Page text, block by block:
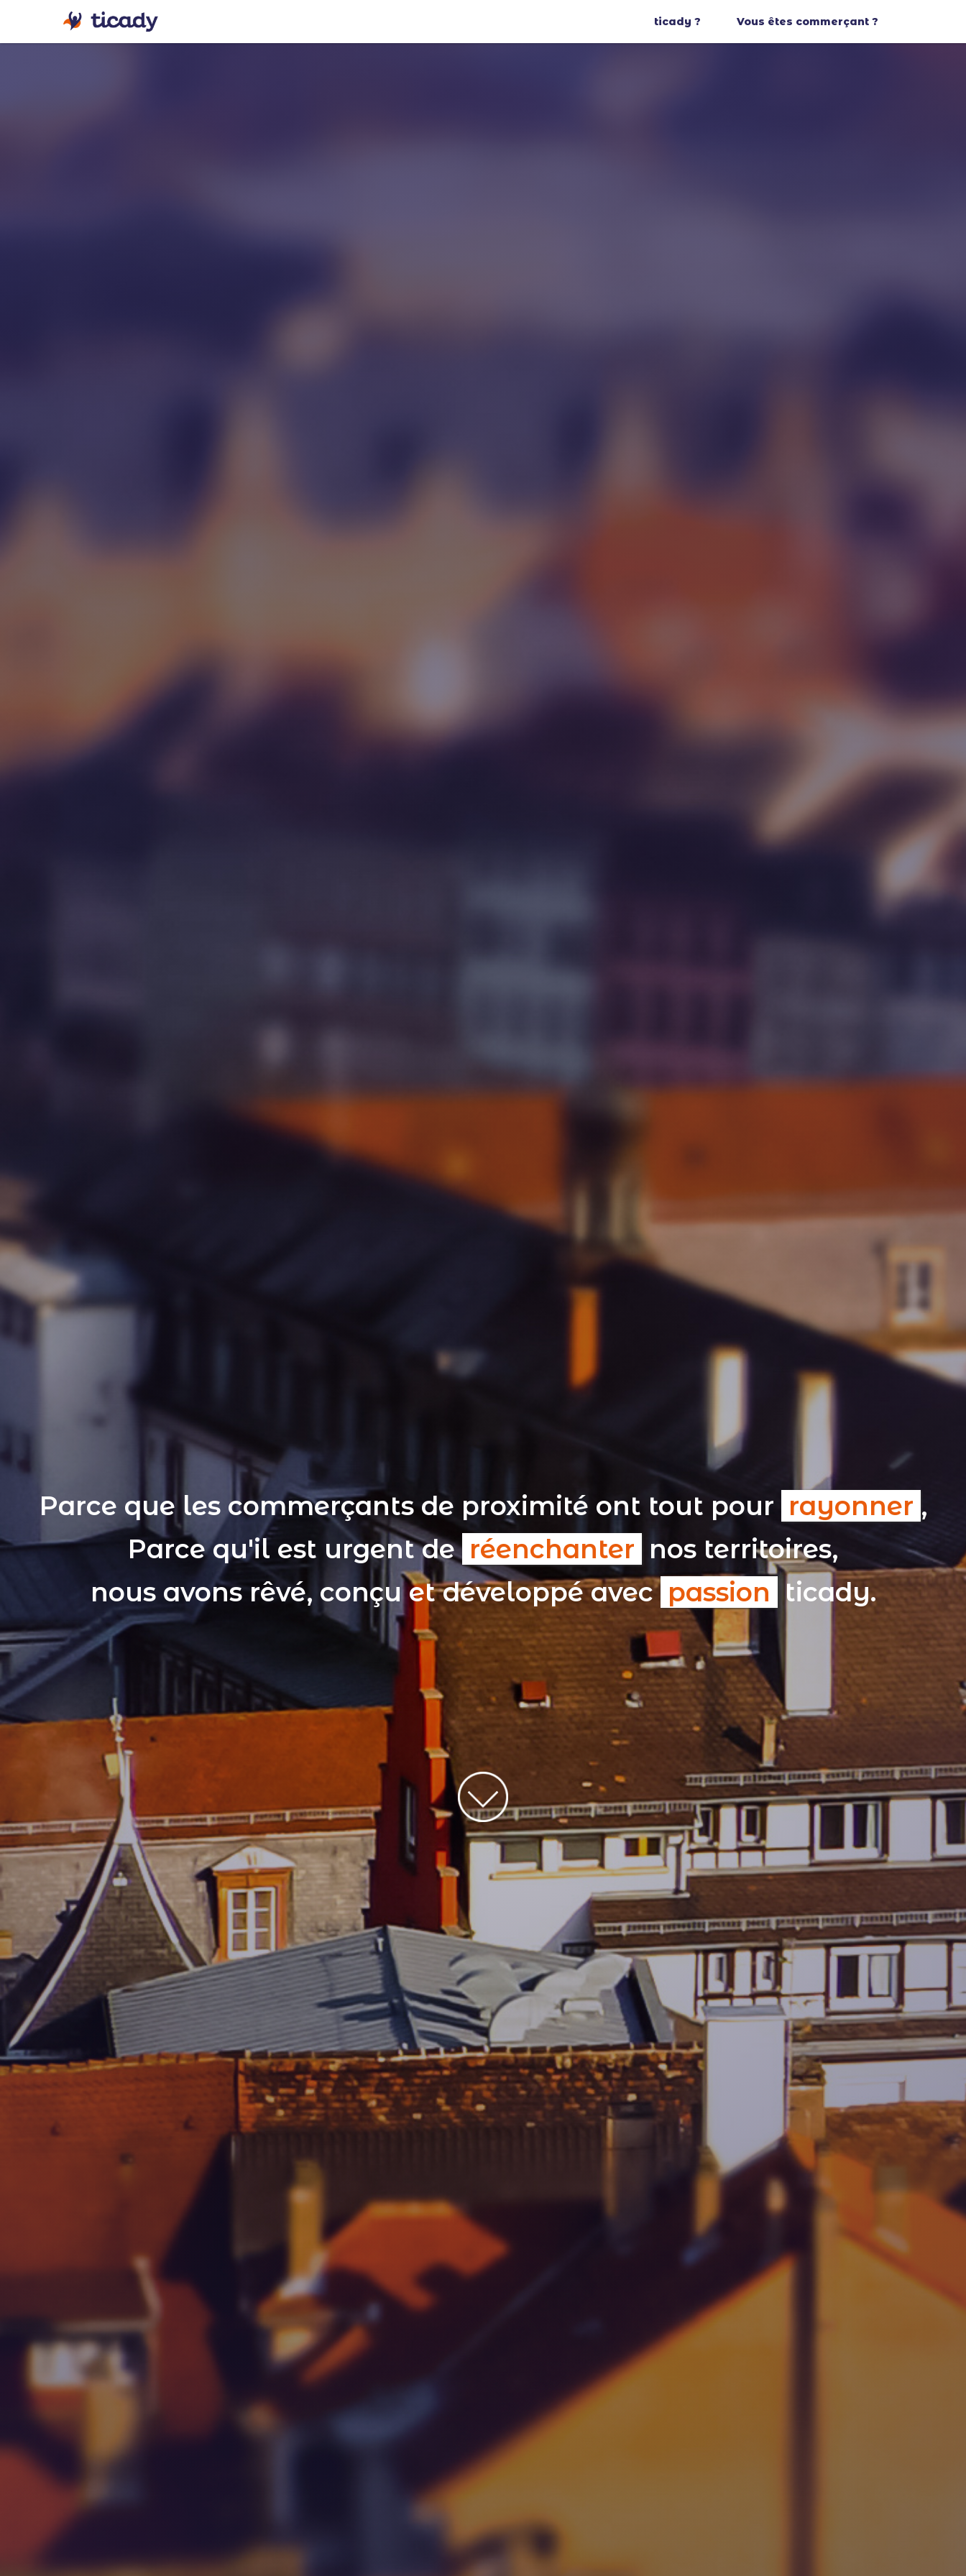
ticady ? Vous êtes commerçant ?
Parce que les commerçants de proximité ont tout pour rayonner ,
Parce qu'il est urgent de réenchanter nos territoires,
nous avons rêvé, conçu et développé avec passion ticady.